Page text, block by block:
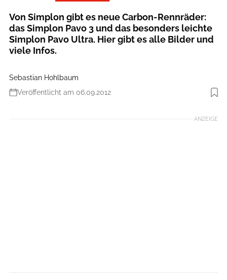
Von Simplon gibt es neue Carbon-Rennräder:
das Simplon Pavo 3 und das besonders leichte
Simplon Pavo Ultra. Hier gibt es alle Bilder und
viele Infos.
Sebastian Hohlbaum
Veröffentlicht am 06.09.2012
Foto: Simplon
ANZEIGE